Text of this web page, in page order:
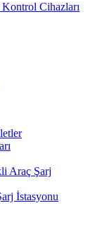
Kontrol Cihazları
Araç Şarj
İstasyonu